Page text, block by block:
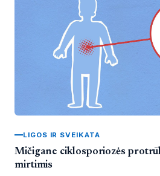
LIGOS IR SVEIKATA
Mičigane ciklosporiozės
mirtimis